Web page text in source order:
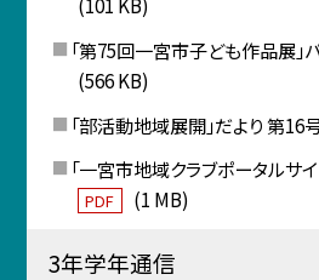
(101 KB)
「第75回一宮市子ども作品展」
(566 KB)
「部活動地域展開」だより 第16
「一宮市地域クラブポータルサ
PDF (1 MB)
3年学年通信